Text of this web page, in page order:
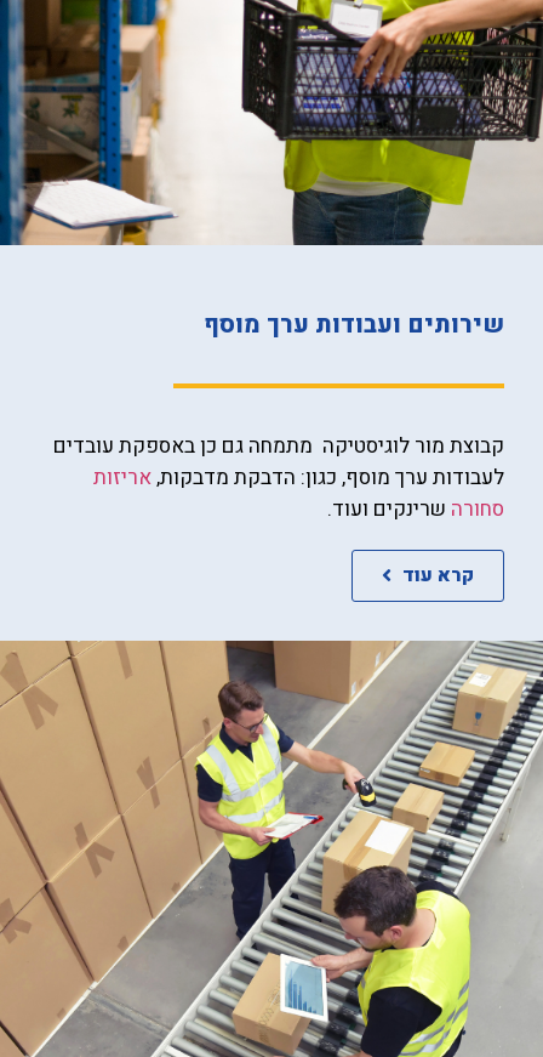
שירותים ועבודות ערך מוסף
קבוצת מור לוגיסטיקה מתמחה גם כן באספקת עובדים
לעבודות ערך מוסף, כגון: הדבקת מדבקות,אריזות
סחורה שרינקים ועוד.
קרא עוד